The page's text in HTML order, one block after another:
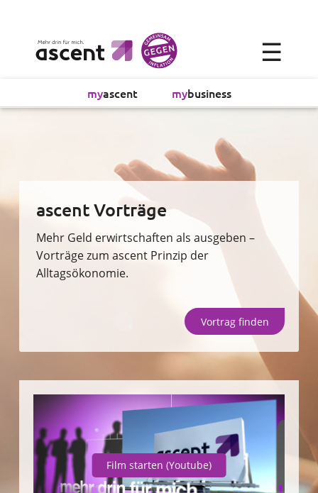
myascent mybusiness
×
Alltagsökonomie
Absicherung
Finanzvorsorge
Vollmachtsplanung
Sachversicherung
Unternehmen
SparpotenzialCheck Vortrag finden
☰
ascent Vorträge
Mehr Geld erwirtschaften als ausgeben –
Vorträge zum ascent Prinzip der
Alltagsökonomie.
Vortrag finden
Film starten (Youtube)